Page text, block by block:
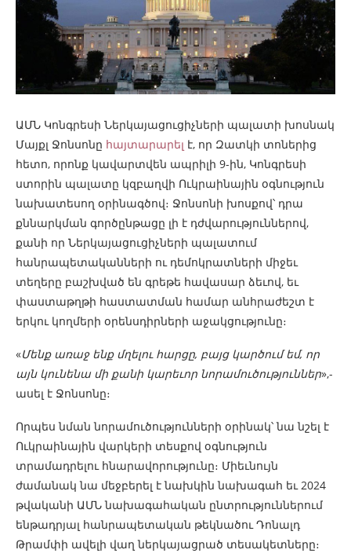
ԱՄՆ Կոնգրեսի Ներկայացուցիչների պալատի խոսնակ
Մայքլ Ջոնսոնը հայտարարել է, որ Զատկի տոներից
հետո, որոնք կավարտվեն ապրիլի 9-ին, Կոնգրեսի
ստորին պալատը կզբաղվի Ուկրաինային օգնություն
նախատեսող օրինագծով։ Ջոնսոնի խոսքով՝ դրա
քննարկման գործընթացը լի է դժվարություններով,
քանի որ Ներկայացուցիչների պալատում
հանրապետականների ու դեմոկրատների միջեւ
տեղերը բաշխված են գրեթե հավասար ձեւով, եւ
փաստաթղթի հաստատման համար անհրաժեշտ է
երկու կողմերի օրենսդիրների աջակցությունը։
«Մենք առաջ ենք մղելու հարցը, բայց կարծում եմ, որ
այն կունենա մի քանի կարեւոր նորամուծություններ»,-
ասել է Ջոնսոնը։
Որպես նման նորամուծությունների օրինակ՝ նա նշել է
Ուկրաինային վարկերի տեսքով օգնություն
տրամադրելու հնարավորությունը։ Միեւնույն
ժամանակ նա մեջբերել է նախկին նախագահ եւ 2024
թվականի ԱՄՆ նախագահական ընտրություններում
ենթադրյալ հանրապետական ​​թեկնածու Դոնալդ
Թրամփի ավելի վաղ ներկայացրած տեսակետները։